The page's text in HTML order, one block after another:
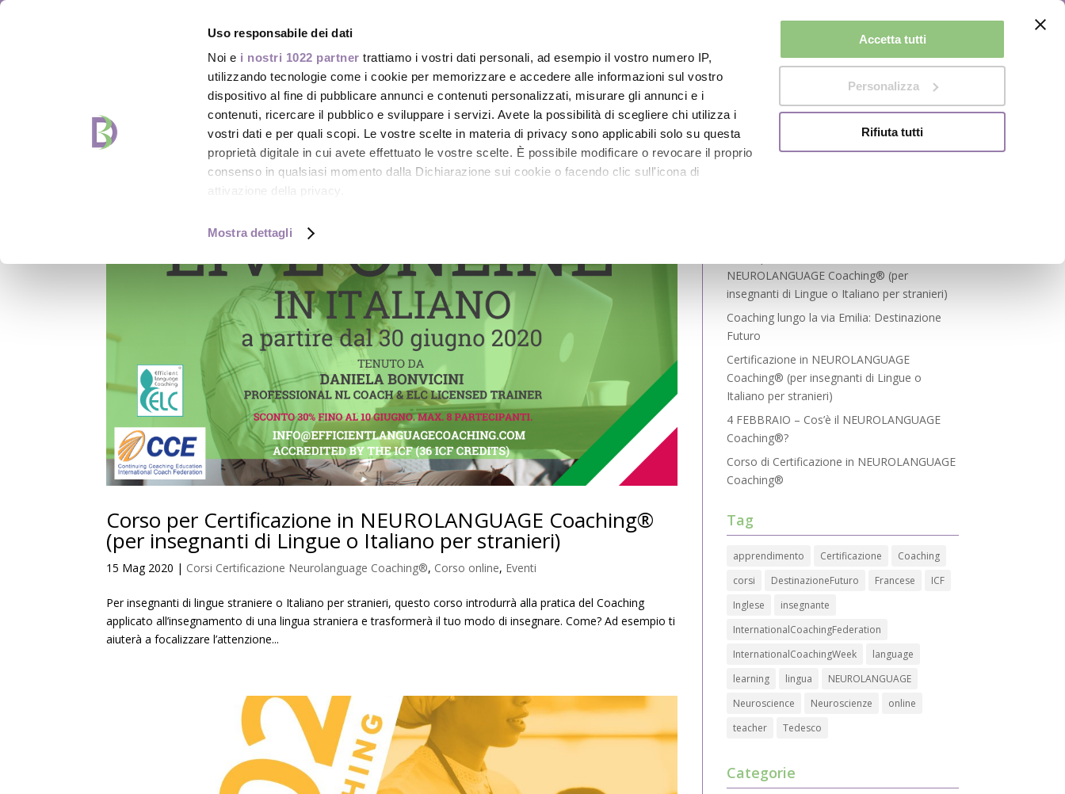
Uso responsabile dei dati
Noi e i nostri 1022 partner trattiamo i vostri dati personali, ad esempio il vostro numero IP,
utilizzando tecnologie come i cookie per memorizzare e accedere alle informazioni sul vostro
dispositivo al fine di pubblicare annunci e contenuti personalizzati, misurare gli annunci e i
contenuti, ricercare il pubblico e sviluppare i servizi. Avete la possibilità di scegliere chi utilizza i
vostri dati e per quali scopi. Le vostre scelte in materia di privacy sono applicabili solo su questa
proprietà digitale in cui avete effettuato le vostre scelte. È possibile modificare o revocare il proprio
consenso in qualsiasi momento dalla Dichiarazione sui cookie o facendo clic sull'icona di
attivazione della privacy.
Con il tuo consenso, vorremmo anche:
metro,
Identificare il tuo dispositivo, scansionandolo attivamente alla ricerca di caratteristiche
specifiche (impronte digitali).
Approfondisci come vengono elaborati i tuoi dati personali e imposta le tue preferenze nella
sezione
dettagli. Puoi modificare o ritirare il tuo consenso in qualsiasi momento dalla Dichiarazione sui
cookie.
Questo Sito utilizza alcuni tipi di cookie tecnici necessari per il corretto funzionamento dello stesso,
nonché cookie statistici anche di terze parti. Se vuoi negare il consenso chiudere il banner mediante
la X posta in alto a destra e ciò comporterà il permanere delle impostazioni di default e dunque la
continuazione della navigazione in assenza di cookie o altri strumenti di tracciamento diversi da
quelli tecnici. Se vuoi accettare tutti i cookie clicca su accetta tutti, se invece vuoi autonomamente
Policy.
Mostra dettagli
Accetta tutti
Personalizza
Rifiuta tutti
Chi Sono Coaching Corsi di Lingua Testimonials Blog Contatti
Corso per Certificazione in NEUROLANGUAGE Coaching®
(per insegnanti di Lingue o Italiano per stranieri)
15 Mag 2020 | Corsi Certificazione Neurolanguage Coaching®, Corso online, Eventi
Per insegnanti di lingue straniere o Italiano per stranieri, questo corso introdurrà alla pratica del Coaching
applicato all’insegnamento di una lingua straniera e trasformerà il tuo modo di insegnare. Come? Ad esempio ti
aiuterà a focalizzare l’attenzione...
NEUROLANGUAGE Coaching® (per
insegnanti di Lingue o Italiano per stranieri)
Coaching lungo la via Emilia: Destinazione
Futuro
Certificazione in NEUROLANGUAGE
Coaching® (per insegnanti di Lingue o
Italiano per stranieri)
4 FEBBRAIO – Cos’è il NEUROLANGUAGE
Coaching®?
Corso di Certificazione in NEUROLANGUAGE
Coaching®
Tag
apprendimento Certificazione
Coaching
corsi
DestinazioneFuturo Francese
ICF
Inglese
insegnante
InternationalCoachingFederation
InternationalCoachingWeek
language
learning
lingua
NEUROLANGUAGE
Neuroscience
Neuroscienze
online
teacher
Tedesco
Categorie